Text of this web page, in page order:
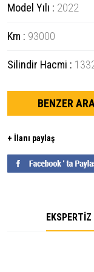
Model Yılı : 2022
Km : 93000
Silindir Hacmi :
BENZER
+ İlanı paylaş